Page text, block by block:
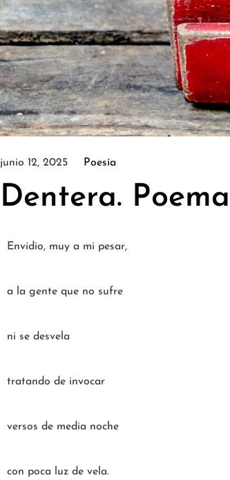
junio 12, 2025 Poesía
Dentera.
Envidio, muy a mi pesar,
a la gente que no sufre
ni se desvela
tratando de invocar
versos de media noche
con poca luz de vela.